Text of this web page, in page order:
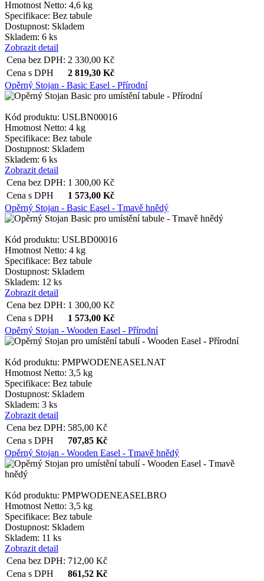
Hmotnost Netto: 4,6 kg
Specifikace: Bez tabule
Dostupnost: Skladem
Skladem: 6 ks
Zobrazit detail
Cena bez DPH: 2 330,00 Kč
Cena s DPH
2 819,30 Kč
Opěrný Stojan - Basic Easel - Přírodní
Kód produktu: USLBN00016
Hmotnost Netto: 4 kg
Specifikace: Bez tabule
Dostupnost: Skladem
Skladem: 6 ks
Zobrazit detail
Cena bez DPH: 1 300,00 Kč
Cena s DPH
1 573,00 Kč
Opěrný Stojan - Basic Easel - Tmavě hnědý
Kód produktu: USLBD00016
Hmotnost Netto: 4 kg
Specifikace: Bez tabule
Dostupnost: Skladem
Skladem: 12 ks
Zobrazit detail
Cena bez DPH: 1 300,00 Kč
Cena s DPH
1 573,00 Kč
Opěrný Stojan - Wooden Easel - Přírodní
Kód produktu: PMPWODENEASELNAT
Hmotnost Netto: 3,5 kg
Specifikace: Bez tabule
Dostupnost: Skladem
Skladem: 3 ks
Zobrazit detail
Cena bez DPH: 585,00 Kč
Cena s DPH
707,85 Kč
Opěrný Stojan - Wooden Easel - Tmavě hnědý
Kód produktu: PMPWODENEASELBRO
Hmotnost Netto: 3,5 kg
Specifikace: Bez tabule
Dostupnost: Skladem
Skladem: 11 ks
Zobrazit detail
Cena bez DPH: 712,00 Kč
Cena s DPH
861,52 Kč